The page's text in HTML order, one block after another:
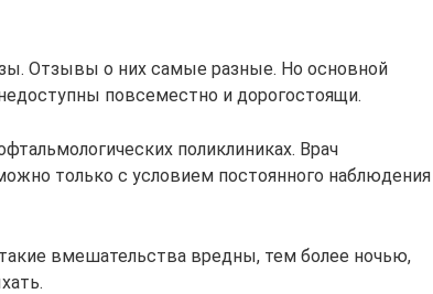
Отзывы о них самые разные. Но основной
повсеместно и дорогостоящи.
поликлиниках. Врач
только с условием постоянного наблюдения
вмешательства вредны, тем более ночью,